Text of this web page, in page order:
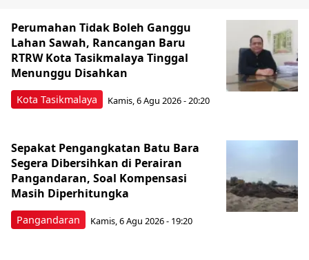
Kota Tasikmalaya
Perumahan Tidak Boleh Ganggu
Lahan Sawah, Rancangan Baru
RTRW Kota Tasikmalaya Tinggal
Menunggu Disahkan
Kamis, 6 Agu 2026 - 20:20
Pangandaran
Sepakat Pengangkatan Batu Bara
Segera Dibersihkan di Perairan
Pangandaran, Soal Kompensasi
Masih Diperhitungka
Kamis, 6 Agu 2026 - 19:20